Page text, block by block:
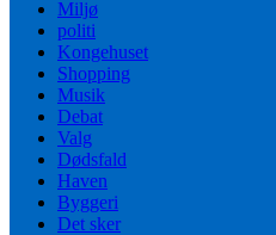
Miljø
politi
Kongehuset
Shopping
Musik
Debat
Valg
Dødsfald
Haven
Byggeri
Det sker